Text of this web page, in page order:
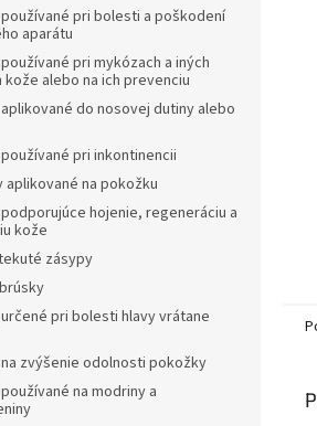
pri bolesti a poškodení
aparátu
pri mykózach a iných
alebo na ich prevenciu
do nosovej dutiny alebo
pri inkontinencii
aplikované na pokožku
hojenie, regeneráciu a
kože
zásypy
pri bolesti hlavy vrátane
zvýšenie odolnosti pokožky
na modriny a